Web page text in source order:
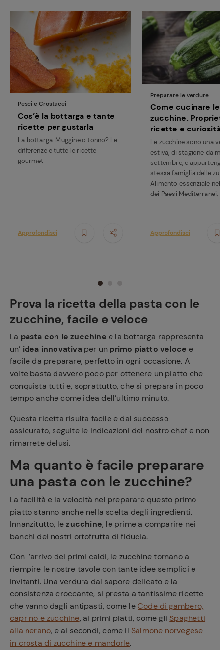
Prova la ricetta della pasta con le
zucchine, facile e veloce
La pasta con le zucchine e la bottarga rappresenta
un’ idea innovativaper un primo piatto veloce e
facile da preparare, perfetto in ogni occasione. A
volte basta davvero poco per ottenere un piatto che
conquista tutti e, soprattutto, che si prepara in poco
tempo anche come idea dell’ultimo minuto.
Questa ricetta risulta facile e dal successo
assicurato, seguite le indicazioni del nostro chef e non
rimarrete delusi.
Ma quanto è facile preparare
una pasta con le zucchine?
La facilità e la velocità nel preparare questo primo
piatto stanno anche nella scelta degli ingredienti.
Innanzitutto, lezucchine, le prime a comparire nei
banchi dei nostri ortofrutta di fiducia.
Con l’arrivo dei primi caldi, le zucchine tornano a
riempire le nostre tavole con tante idee semplici e
invitanti. Una verdura dal sapore delicato e la
consistenza croccante, si presta a tantissime ricette
che vanno dagli antipasti, come leCode di gambero,
caprino e zucchine, ai primi piatti, come gli Spaghetti
alla nerano, e ai secondi, come il Salmone norvegese
in crosta di zucchine e mandorle.
Pesci e Crostacei
Cos’è la bottarga e tante
ricette per gustarla
La bottarga. Muggine o tonno? Le
differenze e tutte le ricette
gourmet
Approfondisci
Preparare le verdure
Come cucinare le
zucchine.
ricette e
Le zucchine sono una
estiva, di stagione da
settembre, e
stessa famiglia delle
Alimento essenziale
dei Paesi Mediterranei,
Approfondisci
Ricette
preferite